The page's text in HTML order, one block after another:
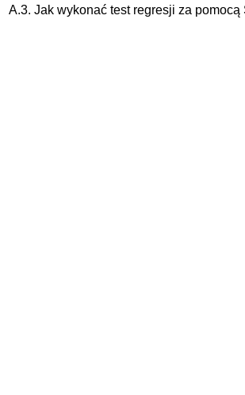
A.3. Jak wykonać test regresji za pomocą